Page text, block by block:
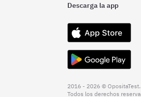
Descarga la app
2016 - 2026 © OpositaTest.
Todos los derechos